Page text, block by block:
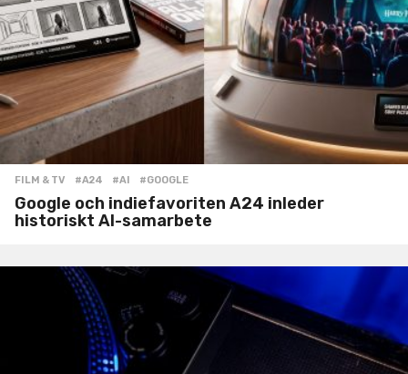
FILM & TV #A24 ,#AI ,#GOOGLE
Google och indiefavoriten A24 inleder
historiskt AI-samarbete